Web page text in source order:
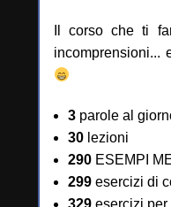
Il corso che ti
incomprensioni...
3 parole al
30 lezioni
290 ESEMPI
299 esercizi di